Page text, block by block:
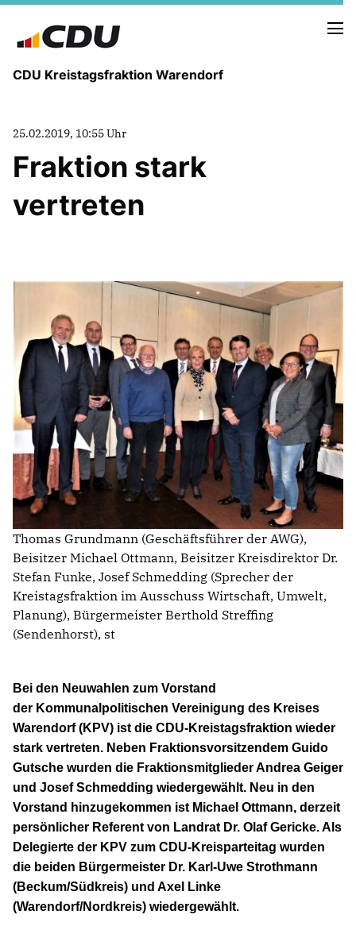
CDU Kreistagsfraktion Warendorf
PRESSE U. NEUIGKEITEN
REDEN UND ANTRÄGE
MITGLIEDER DER CDU-FRAKTION
AUSSCHUSS FÜR KINDER, JUGENDLICHE UND FAMILIEN
AUSSCHUSS FÜR BILDUNG, INTEGRATION, KULTUR UND
SPORT
BAUAUSSCHUSS
FINANZAUSSCHUSS
KREISAUSSCHUSS
KREISWAHLAUSSCHUSS
POLIZEIBEIRAT
RECHNUNGSPRÜFUNG
AUSSCHUSS FÜR SOZIALES UND GESUNDHEIT
WAHLPRÜFUNGSAUSSCHUSS
AUSSCHUSS FÜR UMWELT, KLIMASCHUTZ, MOBILITÄT
UND PLANUNG
AUSSCHUSS FÜR DIGITALISIERUNG
AUSSCHUSS FÜR ÖFFENTLICHE ORDNUNG UND
KREISAUSSCHUSS
AUSSCHUSS FÜR KINDER, JUGENDLICHE UND FAMILIEN
AUSSCHUSS FÜR SCHULE, KULTUR UND SPORT
BAUAUSSCHUSS
FINANZAUSSCHUSS
AUSSCHUSS FÜR ARBEIT, SOZIALES UND GESUNDHEIT
AUSSCHUSS FÜR WIRTSCHAFT, UMWELT UND PLANUNG
POLIZEIBEIRAT
CDU Kreisverband Warendorf-Beckum
25.02.2019, 10:55 Uhr
Fraktion stark
vertreten
Bei den Neuwahlen zum Vorstand
der Kommunalpolitischen Vereinigung des Kreises
Warendorf (KPV) ist die CDU-Kreistagsfraktion wieder
stark vertreten. Neben Fraktionsvorsitzendem Guido
Gutsche wurden die Fraktionsmitglieder Andrea Geiger
und Josef Schmedding wiedergewählt. Neu in den
Vorstand hinzugekommen ist Michael Ottmann, derzeit
persönlicher Referent von Landrat Dr. Olaf Gericke. Als
Delegierte der KPV zum CDU-Kreisparteitag wurden
die beiden Bürgermeister Dr. Karl-Uwe Strothmann
(Beckum/Südkreis) und Axel Linke
(Warendorf/Nordkreis) wiedergewählt.
Thomas Grundmann (Geschäftsführer der AWG),
Beisitzer Michael Ottmann, Beisitzer Kreisdirektor Dr.
Stefan Funke, Josef Schmedding (Sprecher der
Kreistagsfraktion im Ausschuss Wirtschaft, Umwelt,
Planung), Bürgermeister Berthold Streffing
(Sendenhorst), st